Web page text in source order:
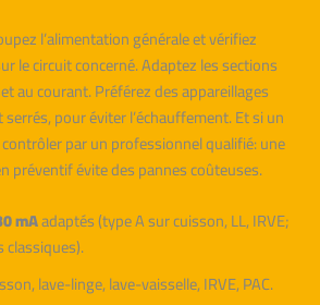
l’alimentation générale et vérifiez
le circuit concerné. Adaptez les sections
au courant. Préférez des appareillages
pour éviter l’échauffement. Et si un
par un professionnel qualifié: une
préventif évite des pannes coûteuses.
mAadaptés (type A sur cuisson, LL, IRVE;
classiques).
lave-linge, lave-vaisselle, IRVE, PAC.